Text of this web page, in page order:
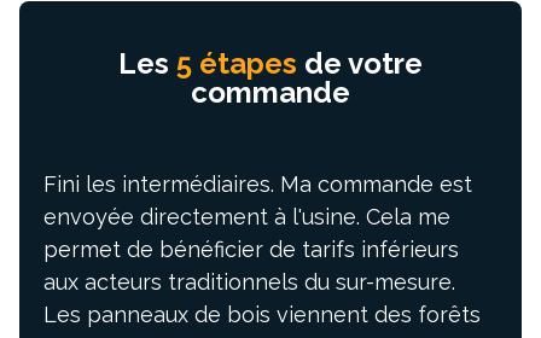
Les 5 étapes de votre
commande
Fini les intermédiaires. Ma commande est
envoyée directement à l'usine. Cela me
permet de bénéficier de tarifs inférieurs
aux acteurs traditionnels du sur-mesure.
Les panneaux de bois viennent des forêts